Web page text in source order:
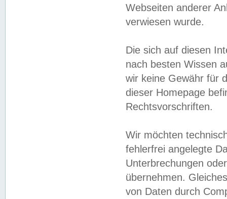
Webseiten anderer
verwiesen wurde.
Die sich auf diesen
nach besten Wissen
wir keine Gewähr für
dieser Homepage
Rechtsvorschriften.
Wir möchten
fehlerfrei angelegte
Unterbrechungen
übernehmen.
von Daten durch